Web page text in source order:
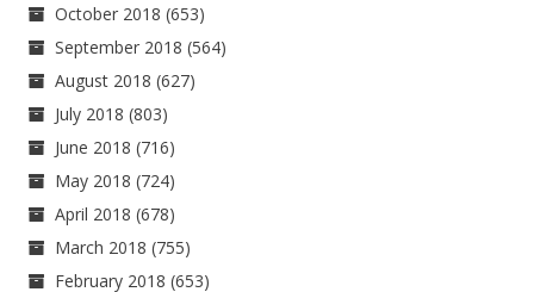
October 2018 (653)
September 2018 (564)
August 2018 (627)
July 2018 (803)
June 2018 (716)
May 2018 (724)
April 2018 (678)
March 2018 (755)
February 2018 (653)